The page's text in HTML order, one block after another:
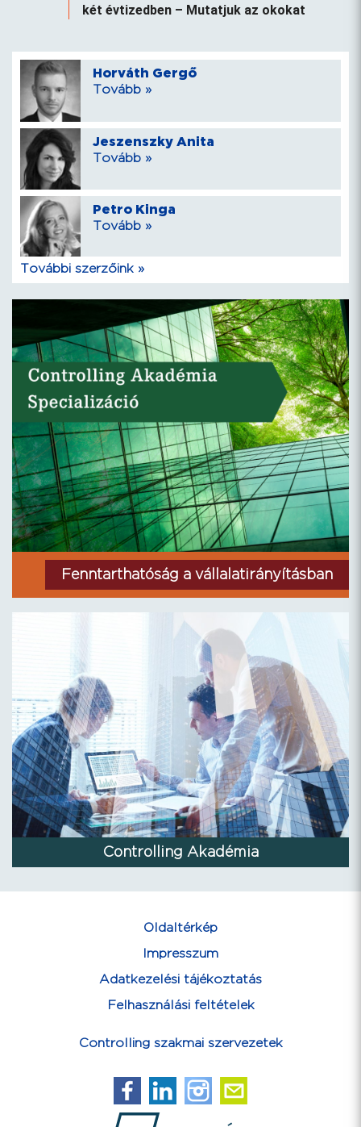
két évtizedben – Mutatjuk az okokat
Horváth Gergő
Tovább »
Jeszenszky Anita
Tovább »
Petro Kinga
Tovább »
További szerzőink »
Fenntarthatóság a vállalatirányításban
Controlling Akadémia
Oldaltérkép
Impresszum
Adatkezelési tájékoztatás
Felhasználási feltételek
Controlling szakmai szervezetek